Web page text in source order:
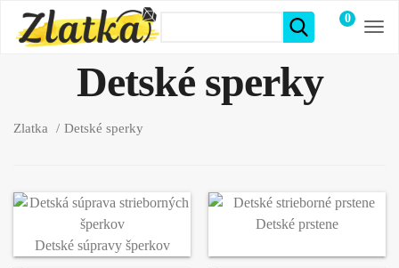
0
položiek
Detské sperky
Zlatka Detské sperky
Detské súpravy šperkov
Detské prstene